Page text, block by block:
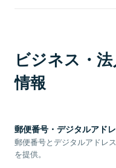
ビジネス・
情報
郵便番号・デジタルアド
郵便番号とデジタルアドレ
を提供。